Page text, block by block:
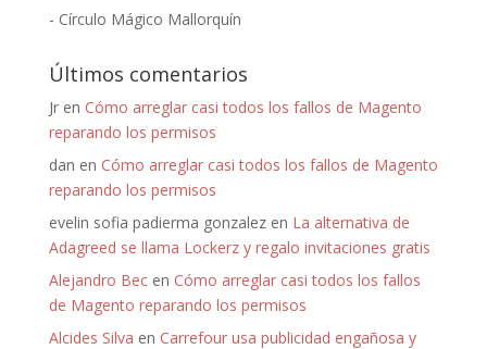
- Círculo Mágico Mallorquín
Últimos comentarios
Jren Cómo arreglar casi todos los fallos de Magento
reparando los permisos
dan en Cómo arreglar casi todos los fallos de Magento
reparando los permisos
evelin sofia padierma gonzalezen La alternativa de
Adagreed se llama Lockerz y regalo invitaciones gratis
Alejandro Becen Cómo arreglar casi todos los fallos
de Magento reparando los permisos
Alcides Silva en Carrefour usa publicidad engañosa y